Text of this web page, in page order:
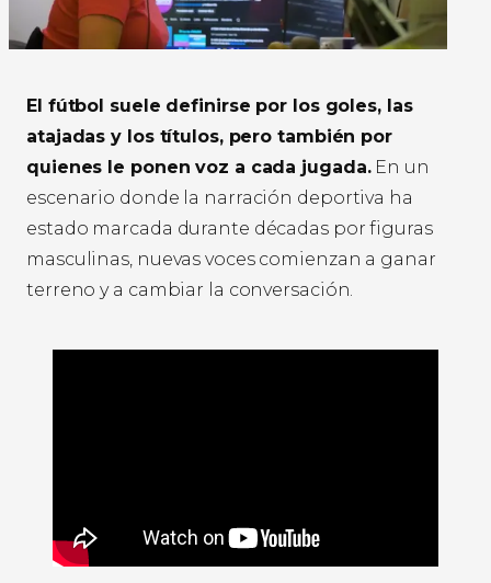
El fútbol suele definirse por los goles, las
atajadas y los títulos, pero también por
quienes le ponen voz a cada jugada.En un
escenario donde la narración deportiva ha
estado marcada durante décadas por figuras
masculinas, nuevas voces comienzan a ganar
terreno y a cambiar la conversación.